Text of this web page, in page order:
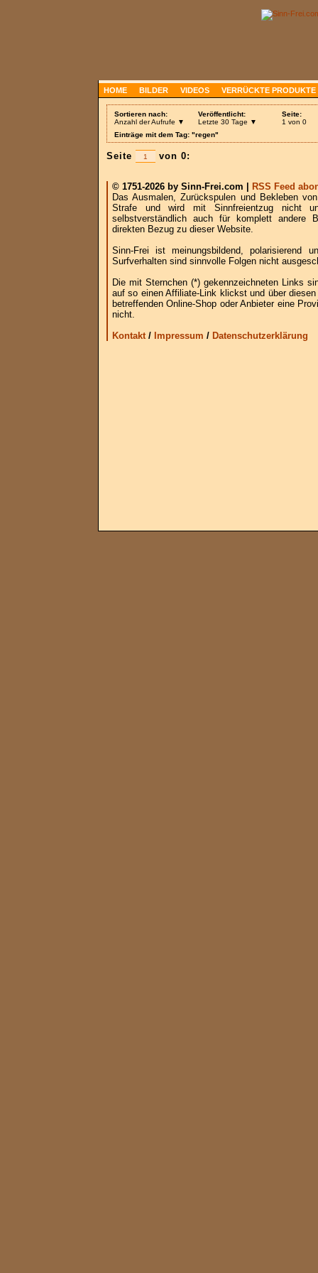
HOME BILDER VIDEOS VERRÜCKTE PRODUKTE
Sortieren nach:
Anzahl der Aufrufe ▼
Veröffentlicht:
Letzte 30 Tage ▼
Seite:
1 von 0
Einträge mit dem Tag: "regen"
Seite von 0:
© 1751-2026 by Sinn-Frei.com |
RSS Feed
Das Ausmalen, Zurückspulen und Bekleben
Strafe und wird mit Sinnfreientzug nicht
selbstverständlich auch für komplett andere
direkten Bezug zu dieser Website.
Sinn-Frei ist meinungsbildend, polarisierend
Surfverhalten sind sinnvolle Folgen nicht
Die mit Sternchen (*) gekennzeichneten Links
auf so einen Affiliate-Link klickst und über
betreffenden Online-Shop oder Anbieter eine
nicht.
Kontakt/ Impressum / Datenschutzerklärung